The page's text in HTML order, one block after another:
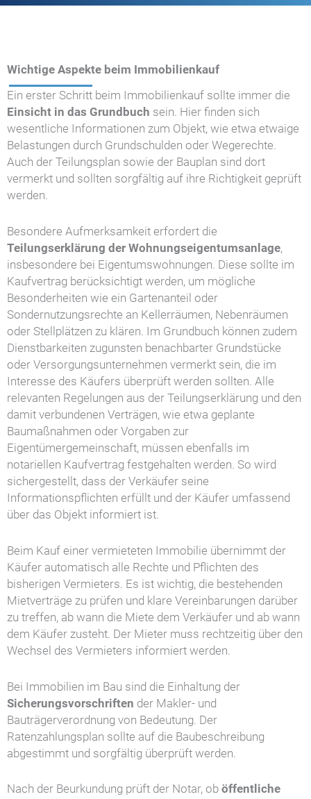
Wichtige Aspekte beim Immobilienkauf
Ein erster Schritt beim Immobilienkauf sollte immer die
Einsicht in das Grundbuch sein. Hier finden sich
wesentliche Informationen zum Objekt, wie etwa etwaige
Belastungen durch Grundschulden oder Wegerechte.
Auch der Teilungsplan sowie der Bauplan sind dort
vermerkt und sollten sorgfältig auf ihre Richtigkeit geprüft
werden.
Besondere Aufmerksamkeit erfordert die
Teilungserklärung der Wohnungseigentumsanlage,
insbesondere bei Eigentumswohnungen. Diese sollte im
Kaufvertrag berücksichtigt werden, um mögliche
Besonderheiten wie ein Gartenanteil oder
Sondernutzungsrechte an Kellerräumen, Nebenräumen
oder Stellplätzen zu klären. Im Grundbuch können zudem
Dienstbarkeiten zugunsten benachbarter Grundstücke
oder Versorgungsunternehmen vermerkt sein, die im
Interesse des Käufers überprüft werden sollten. Alle
relevanten Regelungen aus der Teilungserklärung und den
damit verbundenen Verträgen, wie etwa geplante
Baumaßnahmen oder Vorgaben zur
Eigentümergemeinschaft, müssen ebenfalls im
notariellen Kaufvertrag festgehalten werden. So wird
sichergestellt, dass der Verkäufer seine
Informationspflichten erfüllt und der Käufer umfassend
über das Objekt informiert ist.
Beim Kauf einer vermieteten Immobilie übernimmt der
Käufer automatisch alle Rechte und Pflichten des
bisherigen Vermieters. Es ist wichtig, die bestehenden
Mietverträge zu prüfen und klare Vereinbarungen darüber
zu treffen, ab wann die Miete dem Verkäufer und ab wann
dem Käufer zusteht. Der Mieter muss rechtzeitig über den
Wechsel des Vermieters informiert werden.
Bei Immobilien im Bau sind die Einhaltung der
Sicherungsvorschriften der Makler- und
Bauträgerverordnung von Bedeutung. Der
Ratenzahlungsplan sollte auf die Baubeschreibung
abgestimmt und sorgfältig überprüft werden.
Nach der Beurkundung prüft der Notar, ob öffentliche